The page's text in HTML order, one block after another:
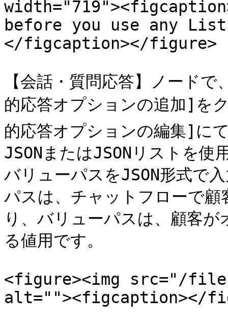
before you use any
</figcaption></figure>
【会話・質問応答】ノード
的応答オプションの追加]
的応答オプションの編集]に
JSONまたはJSONリストを
バリューパスをJSON形式
パスは、チャットフローで
り、バリューパスは、顧客
る値用です。
<figure><img src="/files/
alt=""><figcaption></